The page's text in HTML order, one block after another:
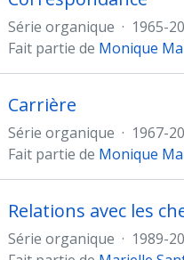
Série organique · 1965-
Fait partie de Monique
Carrière
Série organique · 1967-
Fait partie de Monique
Relations avec les
Série organique · 1989-